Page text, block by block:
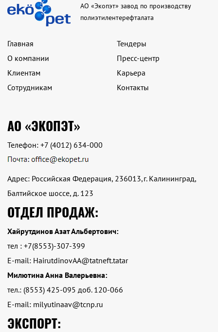
АО «Экопэт» завод по производству
полиэтилентерефталата
Главная
О компании
Клиентам
Сотрудникам
Тендеры
Пресс-центр
Карьера
Контакты
АО «ЭКОПЭТ»
Телефон: +7 (4012) 634-000
Адрес: Российская Федерация, 236013,г. Калининград,
Балтийское шоссе, д. 123
ОТДЕЛ ПРОДАЖ:
Хайрутдинов Азат Альбертович:
тел : +7(8553)-307-399
E-mail: HairutdinovAA@tatneft.tatar
Милютина Анна Валерьевна:
тел.: (8553) 425-095 доб. 120-066
E-mail: milyutinaav@tcnp.ru
ЭКСПОРТ: